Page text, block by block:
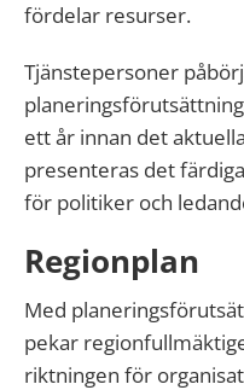
fördelar resurser.
Tjänstepersoner
ett år innan det
presenteras det
för politiker och
Regionplan
Med
pekar
riktningen för